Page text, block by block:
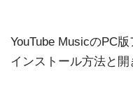
YouTube MusicのPC
インストール方法と開